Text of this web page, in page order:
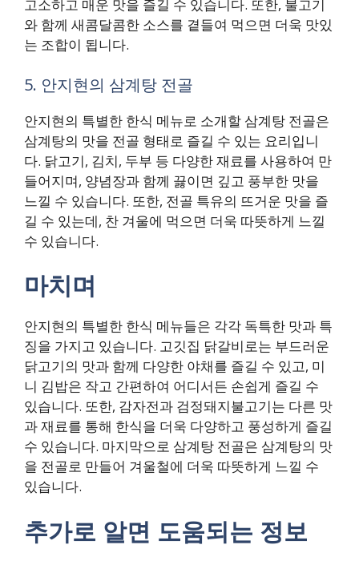
고소하고 매운 맛을 즐길 수 있습니다. 또한, 불고기
와 함께 새콤달콤한 소스를 곁들여 먹으면 더욱 맛있
는 조합이 됩니다.
5. 안지현의 삼계탕 전골
안지현의 특별한 한식 메뉴로 소개할 삼계탕 전골은
삼계탕의 맛을 전골 형태로 즐길 수 있는 요리입니
다. 닭고기, 김치, 두부 등 다양한 재료를 사용하여 만
들어지며, 양념장과 함께 끓이면 깊고 풍부한 맛을
느낄 수 있습니다. 또한, 전골 특유의 뜨거운 맛을 즐
길 수 있는데, 찬 겨울에 먹으면 더욱 따뜻하게 느낄
수 있습니다.
마치며
안지현의 특별한 한식 메뉴들은 각각 독특한 맛과 특
징을 가지고 있습니다. 고깃집 닭갈비로는 부드러운
닭고기의 맛과 함께 다양한 야채를 즐길 수 있고, 미
니 김밥은 작고 간편하여 어디서든 손쉽게 즐길 수
있습니다. 또한, 감자전과 검정돼지불고기는 다른 맛
과 재료를 통해 한식을 더욱 다양하고 풍성하게 즐길
수 있습니다. 마지막으로 삼계탕 전골은 삼계탕의 맛
을 전골로 만들어 겨울철에 더욱 따뜻하게 느낄 수
있습니다.
추가로 알면 도움되는 정보